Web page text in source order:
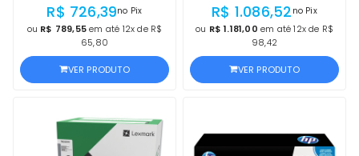
MS821DN, MX826, MS826,
MS825, MS823, MS822, MS821,
MS725 | OFICIAL LEXMARK
R$ 726,39no Pix
ou R$ 789,55em até 12x de R$
65,80
VER PRODUTO
CX522, CX421ADN, CS622,
CS521DN, CS421DN, CX622ADE,
CX521, CS421 PRETO
R$ 1.086,52 no Pix
ou R$ 1.181,00 em até 12x de R$
98,42
VER PRODUTO